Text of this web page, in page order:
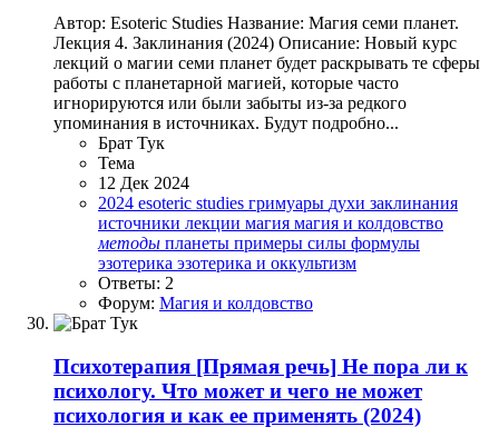
Автор: Esoteric Studies Название: Магия семи планет.
Лекция 4. Заклинания (2024) Описание: Новый курс
лекций о магии семи планет будет раскрывать те сферы
работы с планетарной магией, которые часто
игнорируются или были забыты из-за редкого
упоминания в источниках. Будут подробно...
Брат Тук
Тема
12 Дек 2024
2024 esoteric studies гримуары духи заклинания
источники лекции магия магия и колдовство
методы планеты примеры силы формулы
эзотерика эзотерика и оккультизм
Ответы: 2
Форум: Магия и колдовство
Психотерапия [Прямая речь] Не пора ли к
психологу. Что может и чего не может
психология и как ее применять (2024)